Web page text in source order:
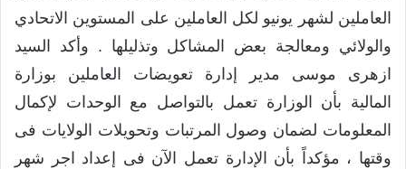
العاملين لشهر يونيو لكل العاملين على المستوين الاتحادي
والولائي ومعالجة بعض المشاكل وتذليلها . وأكد السيد
ازهرى موسى مدير إدارة تعويضات العاملين بوزارة
المالية بأن الوزارة تعمل بالتواصل مع الوحدات لإكمال
المعلومات لضمان وصول المرتبات وتحويلات الولايات فى
وقتها ، مؤكداً بأن الإدارة تعمل الآن فى إعداد اجر شهر